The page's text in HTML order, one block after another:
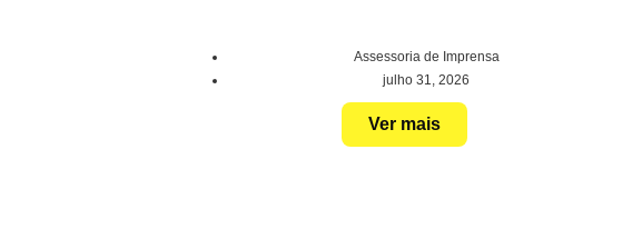
Assessoria de Imprensa
julho 31, 2026
Ver mais